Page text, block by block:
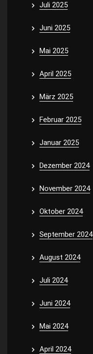
Juli 2025
Juni 2025
Mai 2025
April 2025
März 2025
Februar 2025
Januar 2025
Dezember 2024
November 2024
Oktober 2024
September 2024
August 2024
Juli 2024
Juni 2024
Mai 2024
April 2024